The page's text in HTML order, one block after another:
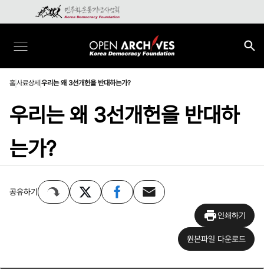
홈사료상세 우리는 왜 3선개헌을 반대하는가?
우리는 왜 3선개헌을 반대하
는가?
공유하기
인쇄하기
원본파일 다운로드